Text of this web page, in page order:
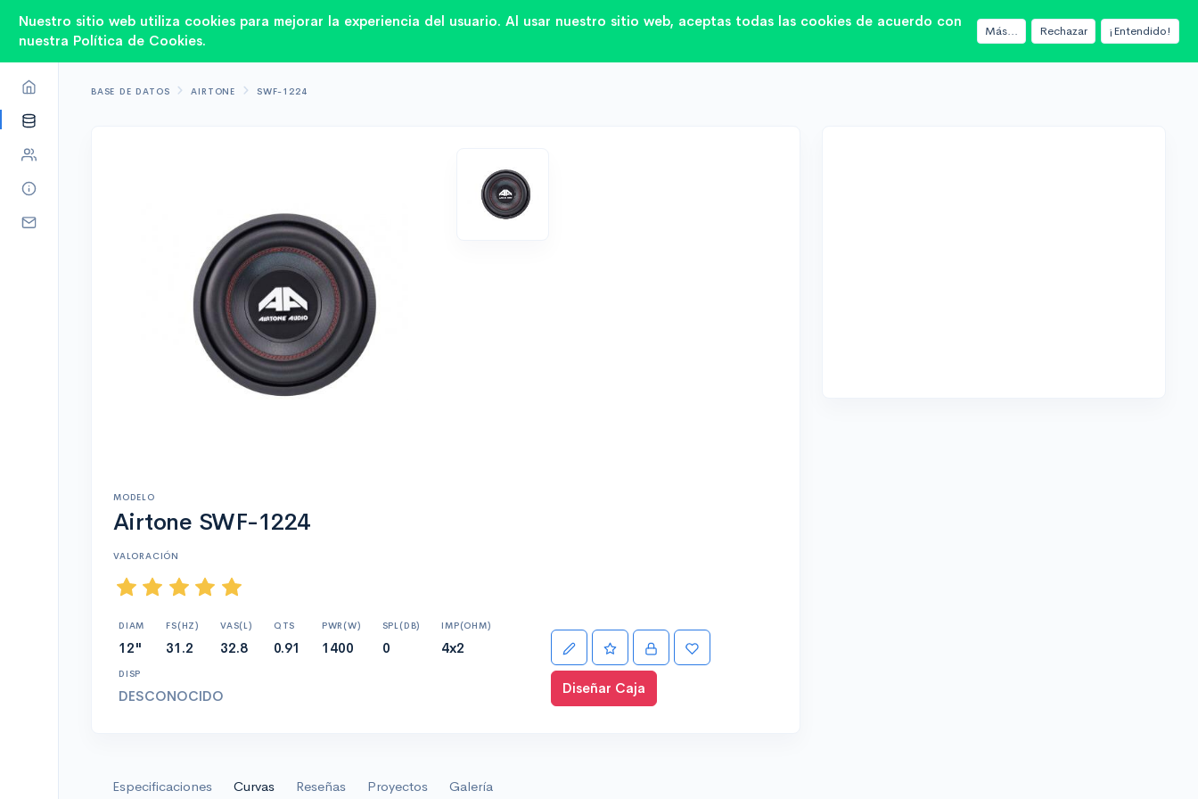
BASE DE DATOS AIRTONE SWF-1224
MODELO
Airtone SWF-1224
VALORACIÓN
DIAM
12"
FS(HZ)
31.2
VAS(L)
32.8
QTS
0.91
PWR(W)
1400
SPL(DB)
0
IMP(OHM)
4x2
DISP
DESCONOCIDO Diseñar Caja
Especificaciones Curvas Reseñas Proyectos Galería
Nuestro sitio web utiliza cookies para mejorar la experiencia del usuario. Al usar nuestro sitio web, aceptas todas las cookies de acuerdo con
nuestra Política de Cookies.
Más... Rechazar ¡Entendido!